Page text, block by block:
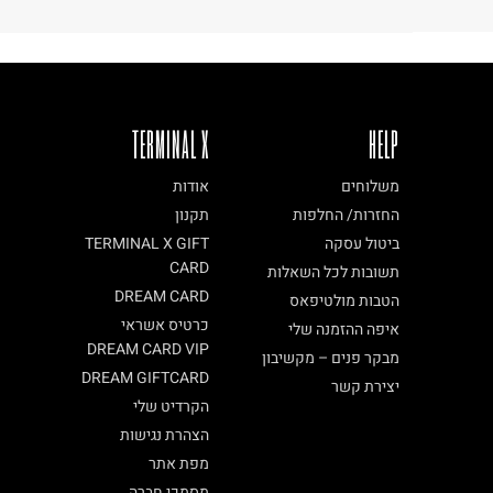
TERMINAL X
אודות
תקנון
TERMINAL X GIFT
CARD
DREAM CARD
כרטיס אשראי
DREAM CARD VIP
DREAM GIFTCARD
הקרדיט שלי
הצהרת נגישות
מפת אתר
HELP
משלוחים
החזרות/ החלפות
ביטול עסקה
תשובות לכל השאלות
הטבות מולטיפאס
איפה ההזמנה שלי
מבקר פנים – מקשיבון
יצירת קשר